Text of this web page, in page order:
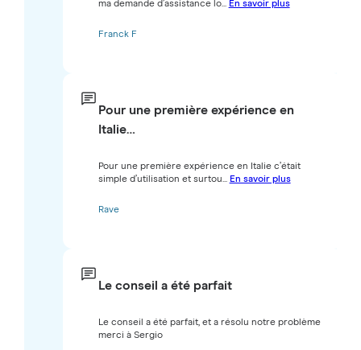
ma demande d’assistance lo... En savoir plus
Franck F
Pour une première expérience en
Italie…
Pour une première expérience en Italie c’était
simple d’utilisation et surtou... En savoir plus
Rave
Le conseil a été parfait
Le conseil a été parfait, et a résolu notre problème
merci à Sergio